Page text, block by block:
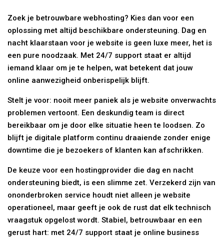
Zoek je betrouwbare webhosting? Kies dan voor een
oplossing met altijd beschikbare ondersteuning. Dag en
nacht klaarstaan voor je website is geen luxe meer, het is
een pure noodzaak. Met 24/7 support staat er altijd
iemand klaar om je te helpen, wat betekent dat jouw
online aanwezigheid onberispelijk blijft.
Stelt je voor: nooit meer paniek als je website onverwachts
problemen vertoont. Een deskundig team is direct
bereikbaar om je door elke situatie heen te loodsen. Zo
blijft je digitale platform continu draaiende zonder enige
downtime die je bezoekers of klanten kan afschrikken.
De keuze voor een hostingprovider die dag en nacht
ondersteuning biedt, is een slimme zet. Verzekerd zijn van
ononderbroken service houdt niet alleen je website
operationeel, maar geeft je ook de rust dat elk technisch
vraagstuk opgelost wordt. Stabiel, betrouwbaar en een
gerust hart: met 24/7 support staat je online business